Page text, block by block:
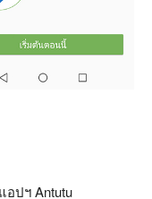
ปฯ Antutu